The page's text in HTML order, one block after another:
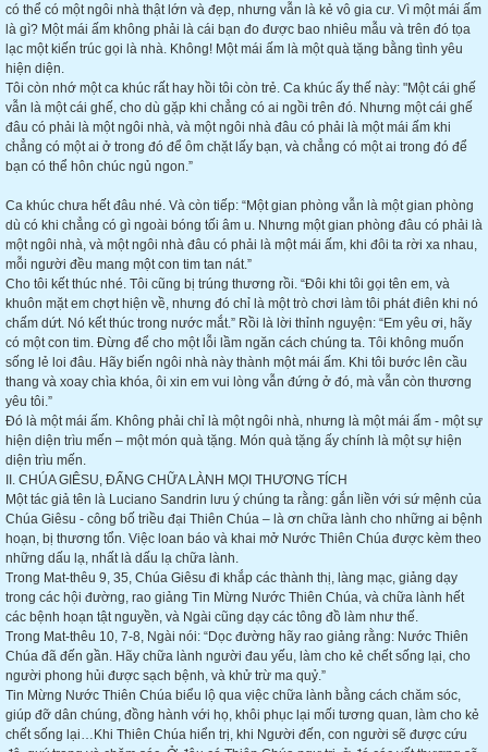
có thể có một ngôi nhà thật lớn và đẹp, nhưng vẫn là kẻ vô gia cư. Vì một mái ấm
là gì? Một mái ấm không phải là cái bạn đo được bao nhiêu mẫu và trên đó tọa
lạc một kiến trúc gọi là nhà. Không! Một mái ấm là một quà tặng bằng tình yêu
hiện diện.
Tôi còn nhớ một ca khúc rất hay hồi tôi còn trẻ. Ca khúc ấy thế này: "Một cái ghế
vẫn là một cái ghế, cho dù gặp khi chẳng có ai ngồi trên đó. Nhưng một cái ghế
đâu có phải là một ngôi nhà, và một ngôi nhà đâu có phải là một mái ấm khi
chẳng có một ai ở trong đó để ôm chặt lấy bạn, và chẳng có một ai trong đó để
bạn có thể hôn chúc ngủ ngon.”
Ca khúc chưa hết đâu nhé. Và còn tiếp: “Một gian phòng vẫn là một gian phòng
dù có khi chẳng có gì ngoài bóng tối âm u. Nhưng một gian phòng đâu có phải là
một ngôi nhà, và một ngôi nhà đâu có phải là một mái ấm, khi đôi ta rời xa nhau,
mỗi người đều mang một con tim tan nát.”
Cho tôi kết thúc nhé. Tôi cũng bị trúng thương rồi. “Đôi khi tôi gọi tên em, và
khuôn mặt em chợt hiện về, nhưng đó chỉ là một trò chơi làm tôi phát điên khi nó
chấm dứt. Nó kết thúc trong nước mắt.” Rồi là lời thỉnh nguyện: “Em yêu ơi, hãy
có một con tim. Đừng để cho một lỗi lầm ngăn cách chúng ta. Tôi không muốn
sống lẻ loi đâu. Hãy biến ngôi nhà này thành một mái ấm. Khi tôi bước lên cầu
thang và xoay chìa khóa, ôi xin em vui lòng vẫn đứng ở đó, mà vẫn còn thương
yêu tôi.”
Đó là một mái ấm. Không phải chỉ là một ngôi nhà, nhưng là một mái ấm - một sự
hiện diện trìu mến – một món quà tặng. Món quà tặng ấy chính là một sự hiện
diện trìu mến.
II. CHÚA GIÊSU, ĐẤNG CHỮA LÀNH MỌI THƯƠNG TÍCH
Một tác giả tên là Luciano Sandrin lưu ý chúng ta rằng: gắn liền với sứ mệnh của
Chúa Giêsu - công bố triều đại Thiên Chúa – là ơn chữa lành cho những ai bệnh
hoạn, bị thương tổn. Việc loan báo và khai mở Nước Thiên Chúa được kèm theo
những dấu lạ, nhất là dấu lạ chữa lành.
Trong Mat-thêu 9, 35, Chúa Giêsu đi khắp các thành thị, làng mạc, giảng dạy
trong các hội đường, rao giảng Tin Mừng Nước Thiên Chúa, và chữa lành hết
các bệnh hoạn tật nguyền, và Ngài cũng dạy các tông đồ làm như thế.
Trong Mat-thêu 10, 7-8, Ngài nói: “Dọc đường hãy rao giảng rằng: Nước Thiên
Chúa đã đến gần. Hãy chữa lành người đau yếu, làm cho kẻ chết sống lại, cho
người phong hủi được sạch bệnh, và khử trừ ma quỷ.”
Tin Mừng Nước Thiên Chúa biểu lộ qua việc chữa lành bằng cách chăm sóc,
giúp đỡ dân chúng, đồng hành với họ, khôi phục lại mối tương quan, làm cho kẻ
chết sống lại…Khi Thiên Chúa hiển trị, khi Người đến, con người sẽ được cứu